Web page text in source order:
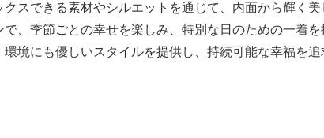
スできる素材やシルエットを通じて、内面から輝く美
、季節ごとの幸せを楽しみ、特別な日のための一着を
境にも優しいスタイルを提供し、持続可能な幸福を追